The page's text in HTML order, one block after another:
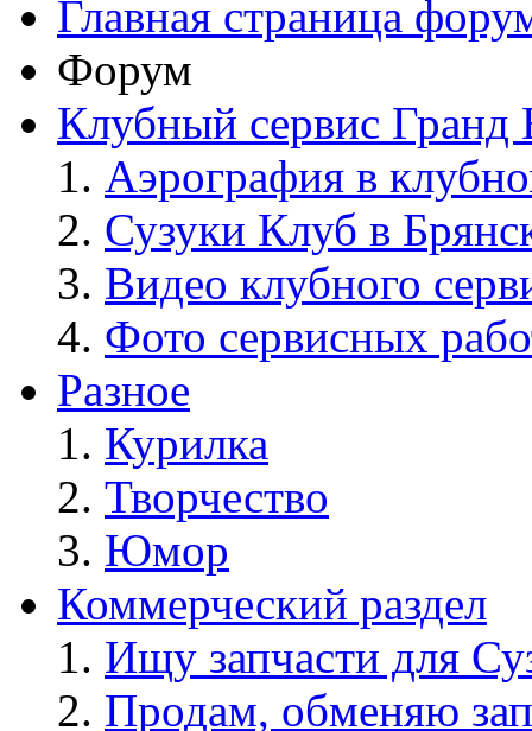
Главная страница
Форум
Клубный сервис
Аэрография в
Сузуки Клуб в
Видео клубного
Фото сервисных
Разное
Курилка
Творчество
Юмор
Коммерческий раздел
Ищу запчасти для
Продам, обменяю